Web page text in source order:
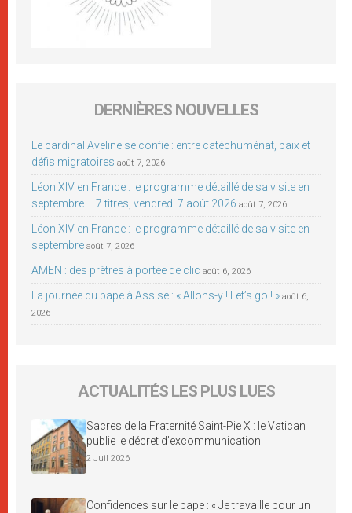
DERNIÈRES NOUVELLES
Le cardinal Aveline se confie : entre catéchuménat, paix et
défis migratoires août 7, 2026
Léon XIV en France : le programme détaillé de sa visite en
septembre – 7 titres, vendredi 7 août 2026 août 7, 2026
Léon XIV en France : le programme détaillé de sa visite en
septembre août 7, 2026
AMEN : des prêtres à portée de clic août 6, 2026
La journée du pape à Assise : « Allons-y ! Let’s go ! » août 6,
2026
ACTUALITÉS LES PLUS LUES
Sacres de la Fraternité Saint-Pie X : le Vatican
publie le décret d’excommunication
2 Juil 2026
Confidences sur le pape : « Je travaille pour un